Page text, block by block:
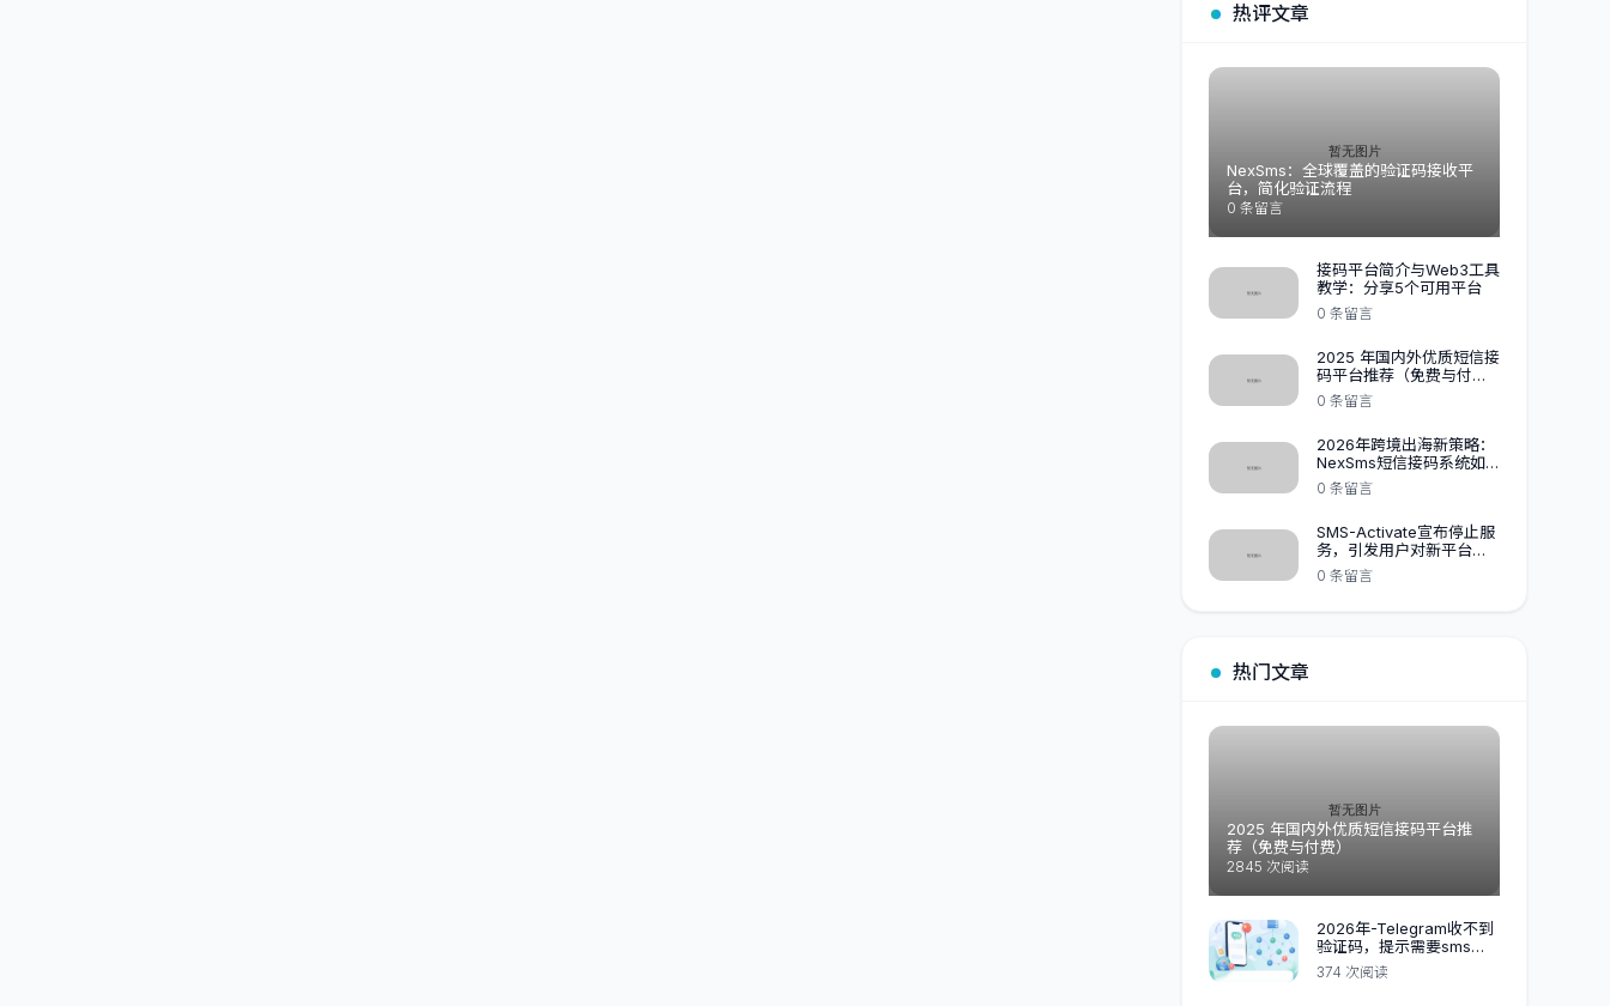
热评文章
NexSms：全球覆盖的验证码接收平
台，简化验证流程
0 条留言
接码平台简介与Web3工具
教学：分享5个可用平台
0 条留言
2025 年国内外优质短信接
码平台推荐（免费与付
费）
0 条留言
2026年跨境出海新策略：
NexSms短信接码系统如
何助力企业高效增长？
0 条留言
SMS-Activate宣布停止服
务，引发用户对新平台
HeroSMS的质疑,NexSMS
黑马杀出
0 条留言
热门文章
2025 年国内外优质短信接码平台推
荐（免费与付费）
2845 次阅读
2026年-Telegram收不到
验证码，提示需要sms
fee短信费，一站式解决办
法
374 次阅读